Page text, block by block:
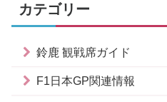
カテゴリー
鈴鹿 観戦席ガイド
F1日本GP関連情報